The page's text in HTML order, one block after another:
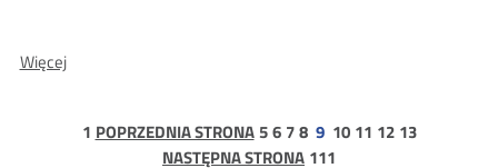
WięcejO:
UKE
1strona
POPRZEDNIA STRONAstrona
5strona
6 strona
7strona
8 9 strona
10 strona
11 strona
12 strona
13
NASTĘPNA STRONA 111